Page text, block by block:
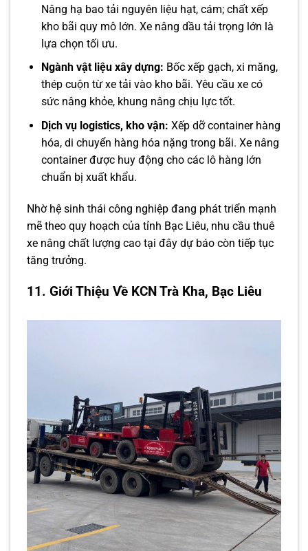
Nâng hạ bao tải nguyên liệu hạt, cám; chất xếp
kho bãi quy mô lớn. Xe nâng dầu tải trọng lớn là
lựa chọn tối ưu.
Ngành vật liệu xây dựng: Bốc xếp gạch, xi măng,
thép cuộn từ xe tải vào kho bãi. Yêu cầu xe có
sức nâng khỏe, khung nâng chịu lực tốt.
Dịch vụ logistics, kho vận: Xếp dỡ container hàng
hóa, di chuyển hàng hóa nặng trong bãi. Xe nâng
container được huy động cho các lô hàng lớn
chuẩn bị xuất khẩu.
Nhờ hệ sinh thái công nghiệp đang phát triển mạnh
mẽ theo quy hoạch của tỉnh Bạc Liêu, nhu cầu thuê
xe nâng chất lượng cao tại đây dự báo còn tiếp tục
tăng trưởng.
11. Giới Thiệu Về KCN Trà Kha, Bạc Liêu